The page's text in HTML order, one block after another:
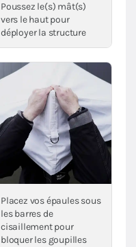
Poussez le(s) mât(s)
vers le haut pour
déployer la structure
Placez vos épaules sous
les barres de
cisaillement pour
bloquer les goupilles